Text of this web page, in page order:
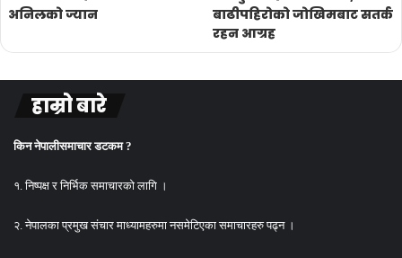
अनिलको ज्यान
बाढीपहिरोको जोखिमबाट सतर्क
रहन आग्रह
हाम्रो बारे
किन नेपालीसमाचार डटकम ?
१. निष्पक्ष र निर्भिक समाचारको लागि ।
२. नेपालका प्रमुख संचार माध्यामहरुमा नसमेटिएका समाचारहरु पढ्न ।